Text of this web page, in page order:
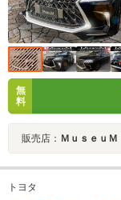
無
料
販売店： ＭｕｓｅｕＭ
トヨタ